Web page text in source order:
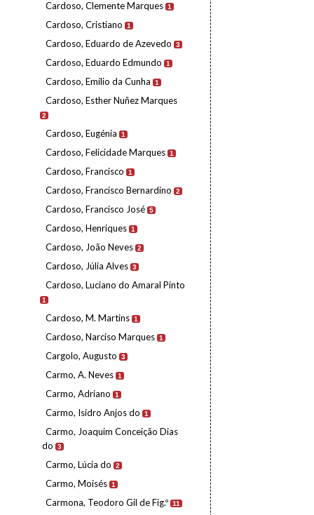
Cardoso, Clemente Marques 1
Cardoso, Cristiano 1
Cardoso, Eduardo de Azevedo 3
Cardoso, Eduardo Edmundo 1
Cardoso, Emílio da Cunha 1
Cardoso, Esther Nuñez Marques
2
Cardoso, Eugénia 1
Cardoso, Felicidade Marques 1
Cardoso, Francisco 1
Cardoso, Francisco Bernardino 2
Cardoso, Francisco José 5
Cardoso, Henriques 1
Cardoso, João Neves 2
Cardoso, Júlia Alves 3
Cardoso, Luciano do Amaral Pinto
1
Cardoso, M. Martins 1
Cardoso, Narciso Marques 1
Cargolo, Augusto 3
Carmo, A. Neves 1
Carmo, Adriano 1
Carmo, Isidro Anjos do 1
Carmo, Joaquim Conceição Dias
do
3
Carmo, Lúcia do 2
Carmo, Moisés 1
Carmona, Teodoro Gil de Fig.º 11